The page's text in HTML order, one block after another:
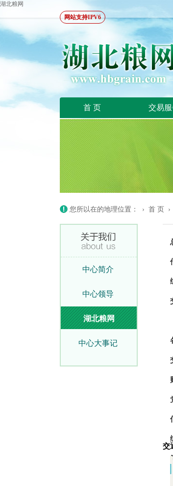
湖北粮网
网站支持IPV6
首 页 交易
您所以在的地理位置： › 首 页 ›
中心简介
中心领导
湖北粮网
中心大事记
交